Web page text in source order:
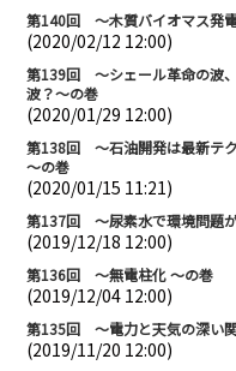
第140回 ～木質バイオマス発
(2020/02/12 12:00)
第139回 ～シェール革命の波
波？～の巻
(2020/01/29 12:00)
第138回 ～石油開発は最新テ
～の巻
(2020/01/15 11:21)
第137回 ～尿素水で環境問題
(2019/12/18 12:00)
第136回 ～無電柱化 ～の巻
(2019/12/04 12:00)
第135回 ～電力と天気の深い
(2019/11/20 12:00)